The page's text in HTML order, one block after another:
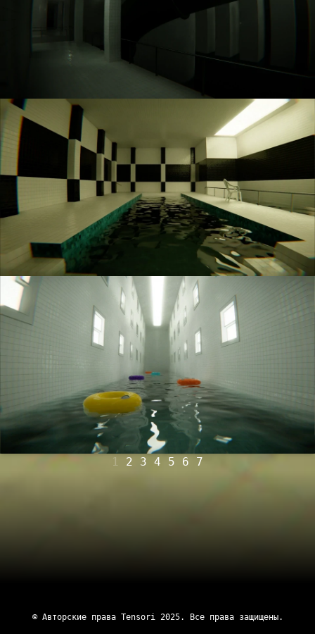
1 2 3 4 5 6 7
© Авторские права Tensori 2025. Все права защищены.